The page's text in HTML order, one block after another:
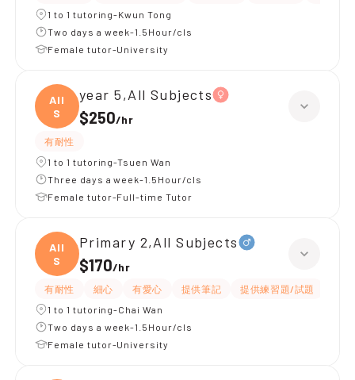
1 to 1 tutoring-Kwun Tong
Two days a week-1.5Hour/cls
Female tutor-University
All
S
year 5,All Subjects
$250/hr
有耐性
1 to 1 tutoring-Tsuen Wan
Three days a week-1.5Hour/cls
Female tutor-Full-time Tutor
All
S
Primary 2,All Subjects
$170/hr
有耐性 細心 有愛心 提供筆記 提供練習題/試題
1 to 1 tutoring-Chai Wan
Two days a week-1.5Hour/cls
Female tutor-University